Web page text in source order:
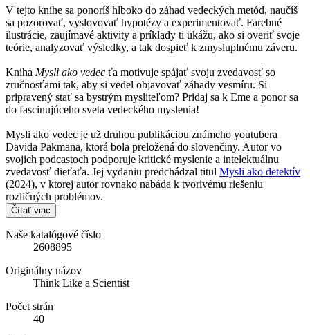
V tejto knihe sa ponoríš hlboko do záhad vedeckých metód, naučíš
sa pozorovať, vyslovovať hypotézy a experimentovať. Farebné
ilustrácie, zaujímavé aktivity a príklady ti ukážu, ako si overiť svoje
teórie, analyzovať výsledky, a tak dospieť k zmysluplnému záveru.
Kniha Mysli ako vedec ťa motivuje spájať svoju zvedavosť so
zručnosťami tak, aby si vedel objavovať záhady vesmíru. Si
pripravený stať sa bystrým mysliteľom? Pridaj sa k Eme a ponor sa
do fascinujúceho sveta vedeckého myslenia!
Mysli ako vedec je už druhou publikáciou známeho youtubera
Davida Pakmana, ktorá bola preložená do slovenčiny. Autor vo
svojich podcastoch podporuje kritické myslenie a intelektuálnu
zvedavosť dieťaťa. Jej vydaniu predchádzal titul Mysli ako detektív
(2024), v ktorej autor rovnako nabáda k tvorivému riešeniu
rozličných problémov.
Čítať viac
Naše katalógové číslo
2608895
Originálny názov
Think Like a Scientist
Počet strán
40